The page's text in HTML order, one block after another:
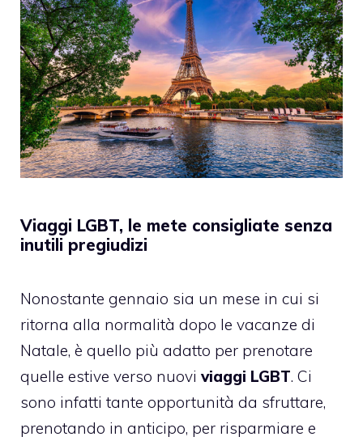
Viaggi LGBT, le mete consigliate senza
inutili pregiudizi
Nonostante gennaio sia un mese in cui si
ritorna alla normalità dopo le vacanze di
Natale, è quello più adatto per prenotare
quelle estive verso nuovi viaggi LGBT. Ci
sono infatti tante opportunità da sfruttare,
prenotando in anticipo, per risparmiare e